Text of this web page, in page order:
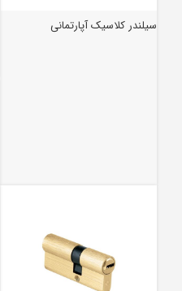
سیلندر کلاسیک آپارتمانی